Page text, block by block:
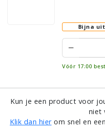
Bijna
Vóór 17:00
Kun je een product voor
niet
Klik dan hierom snel en